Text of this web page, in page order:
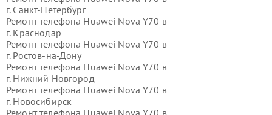
г. Санкт-Петербург
Ремонт телефона Huawei Nova Y70 в
г. Краснодар
Ремонт телефона Huawei Nova Y70 в
г. Ростов-на-Дону
Ремонт телефона Huawei Nova Y70 в
г. Нижний Новгород
Ремонт телефона Huawei Nova Y70 в
г. Новосибирск
Ремонт телефона Huawei Nova Y70 в